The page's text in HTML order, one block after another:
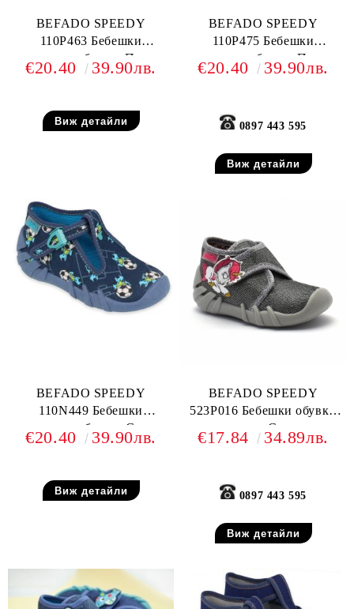
BEFADO SPEEDY
110P463 Бебешки
текстилни обувки, Пъстри
€20.40 39.90лв.
Виж детайли
BEFADO SPEEDY
110P475 Бебешки
текстилни обувки, Пъстри
€20.40 39.90лв.
0897 443 595
Виж детайли
BEFADO SPEEDY
110N449 Бебешки
текстилни обувки, Сини с
футболни топки
€20.40 39.90лв.
Виж детайли
BEFADO SPEEDY
523P016 Бебешки обувки
от текстил, С еднорог
€17.84 34.89лв.
0897 443 595
Виж детайли